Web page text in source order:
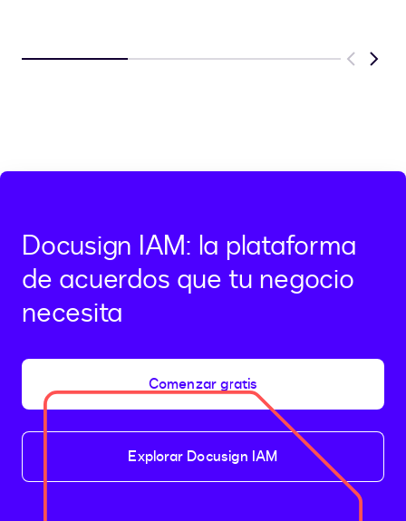
Previous
Next
Docusign IAM: la plataforma
de acuerdos que tu negocio
necesita
Comenzar gratis
Explorar Docusign IAM